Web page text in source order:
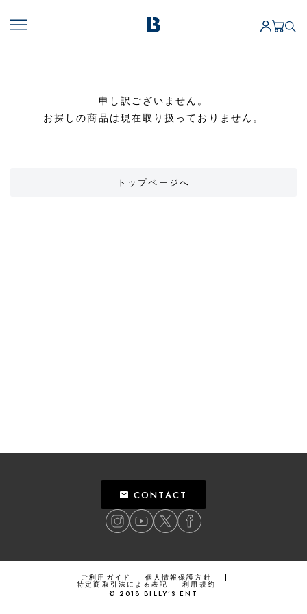
申し訳ございません。
お探しの商品は現在取り扱っておりません。
トップページへ
CONTACT
ご利用ガイド 個人情報保護方針
特定商取引法による表記
利用規約
© 2018 BILLY’S ENT